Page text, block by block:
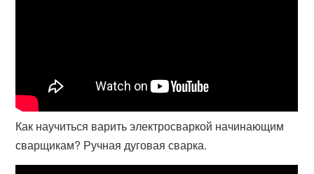
Как научиться варить электросваркой начинающим
сварщикам? Ручная дуговая сварка.